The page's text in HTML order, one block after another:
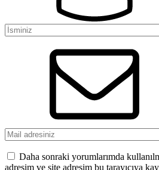
Daha sonraki yorumlarımda
adresim ve site adresim bu tarayıcıya